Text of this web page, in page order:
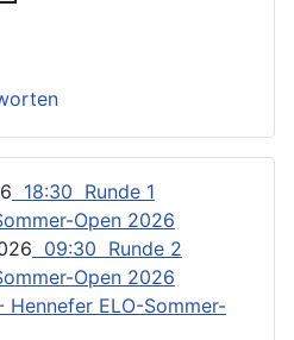
18:30 Runde 1
Open 2026
09:30 Runde 2
Open 2026
ELO-Sommer-